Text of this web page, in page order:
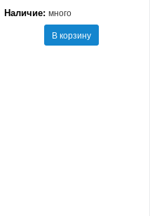
Наличие: много
В корзину